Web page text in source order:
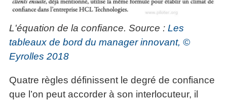
L'équation de la confiance. Source : Les
tableaux de bord du manager innovant, ©
Eyrolles 2018
Quatre règles définissent le degré de confiance
que l’on peut accorder à son interlocuteur, il